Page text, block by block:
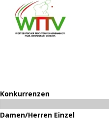
Konkurrenzen
Damen/Herren Einzel